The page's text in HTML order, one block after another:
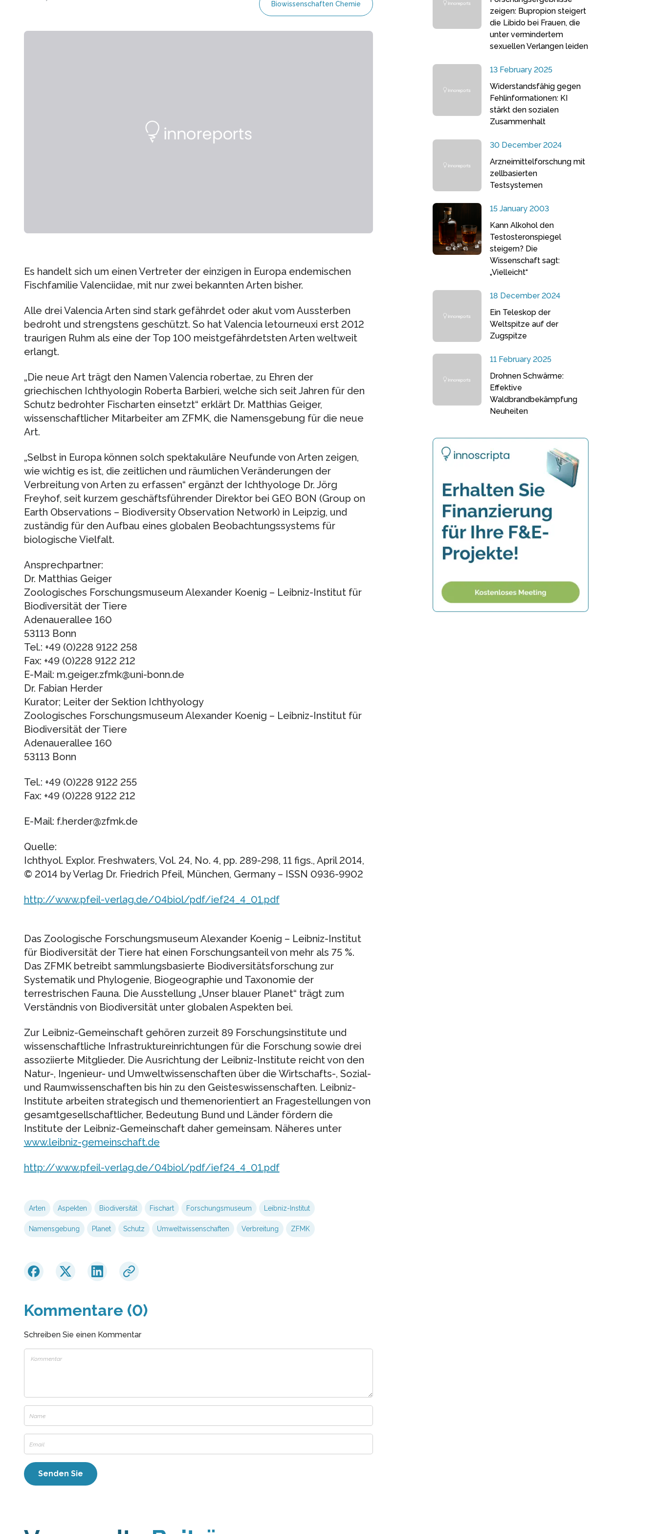
Biowissenschaften Chemie
Es handelt sich um einen Vertreter der einzigen in Europa endemischen
Fischfamilie Valenciidae, mit nur zwei bekannten Arten bisher.
Alle drei Valencia Arten sind stark gefährdet oder akut vom Aussterben
bedroht und strengstens geschützt. So hat Valencia letourneuxi erst 2012
traurigen Ruhm als eine der Top 100 meistgefährdetsten Arten weltweit
erlangt.
„Die neue Art trägt den Namen Valencia robertae, zu Ehren der
griechischen Ichthyologin Roberta Barbieri, welche sich seit Jahren für den
Schutz bedrohter Fischarten einsetzt“ erklärt Dr. Matthias Geiger,
wissenschaftlicher Mitarbeiter am ZFMK, die Namensgebung für die neue
Art.
„Selbst in Europa können solch spektakuläre Neufunde von Arten zeigen,
wie wichtig es ist, die zeitlichen und räumlichen Veränderungen der
Verbreitung von Arten zu erfassen“ ergänzt der Ichthyologe Dr. Jörg
Freyhof, seit kurzem geschäftsführender Direktor bei GEO BON (Group on
Earth Observations – Biodiversity Observation Network) in Leipzig, und
zuständig für den Aufbau eines globalen Beobachtungssystems für
biologische Vielfalt.
Ansprechpartner:
Dr. Matthias Geiger
Zoologisches Forschungsmuseum Alexander Koenig – Leibniz-Institut für
Biodiversität der Tiere
Adenauerallee 160
53113 Bonn
Tel.: +49 (0)228 9122 258
Fax: +49 (0)228 9122 212
E-Mail: m.geiger.zfmk@uni-bonn.de
Dr. Fabian Herder
Kurator; Leiter der Sektion Ichthyology
Zoologisches Forschungsmuseum Alexander Koenig – Leibniz-Institut für
Biodiversität der Tiere
Adenauerallee 160
53113 Bonn
Tel.: +49 (0)228 9122 255
Fax: +49 (0)228 9122 212
E-Mail: f.herder@zfmk.de
Quelle:
Ichthyol. Explor. Freshwaters, Vol. 24, No. 4, pp. 289-298, 11 figs., April 2014,
© 2014 by Verlag Dr. Friedrich Pfeil, München, Germany – ISSN 0936-9902
http://www.pfeil-verlag.de/04biol/pdf/ief24_4_01.pdf
Das Zoologische Forschungsmuseum Alexander Koenig – Leibniz-Institut
für Biodiversität der Tiere hat einen Forschungsanteil von mehr als 75 %.
Das ZFMK betreibt sammlungsbasierte Biodiversitätsforschung zur
Systematik und Phylogenie, Biogeographie und Taxonomie der
terrestrischen Fauna. Die Ausstellung „Unser blauer Planet“ trägt zum
Verständnis von Biodiversität unter globalen Aspekten bei.
Zur Leibniz-Gemeinschaft gehören zurzeit 89 Forschungsinstitute und
wissenschaftliche Infrastruktureinrichtungen für die Forschung sowie drei
assoziierte Mitglieder. Die Ausrichtung der Leibniz-Institute reicht von den
Natur-, Ingenieur- und Umweltwissenschaften über die Wirtschafts-, Sozial-
und Raumwissenschaften bis hin zu den Geisteswissenschaften. Leibniz-
Institute arbeiten strategisch und themenorientiert an Fragestellungen von
gesamtgesellschaftlicher, Bedeutung Bund und Länder fördern die
Institute der Leibniz-Gemeinschaft daher gemeinsam. Näheres unter
www.leibniz-gemeinschaft.de
http://www.pfeil-verlag.de/04biol/pdf/ief24_4_01.pdf
Arten Aspekten Biodiversität Fischart Forschungsmuseum Leibniz-Institut
Namensgebung Planet Schutz Umweltwissenschaften Verbreitung ZFMK
Kommentare (0)
Schreiben Sie einen Kommentar
zeigen: Bupropion steigert
die Libido bei Frauen, die
unter vermindertem
sexuellen Verlangen leiden
13 February 2025
Widerstandsfähig gegen
Fehlinformationen: KI
stärkt den sozialen
Zusammenhalt
30 December 2024
Arzneimittelforschung mit
zellbasierten
Testsystemen
15 January 2003
Kann Alkohol den
Testosteronspiegel
steigern? Die
Wissenschaft sagt:
„Vielleicht“
18 December 2024
Ein Teleskop der
Weltspitze auf der
Zugspitze
11 February 2025
Drohnen Schwärme:
Effektive
Waldbrandbekämpfung
Neuheiten